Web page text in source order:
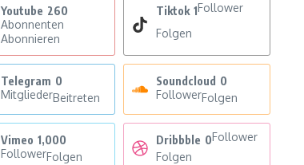
Youtube 260
Abonnenten
Abonnieren
Tiktok 1Follower
Folgen
Telegram 0
MitgliederBeitreten
Soundcloud 0
FollowerFolgen
Vimeo 1,000
FollowerFolgen
Dribbble 0Follower
Folgen